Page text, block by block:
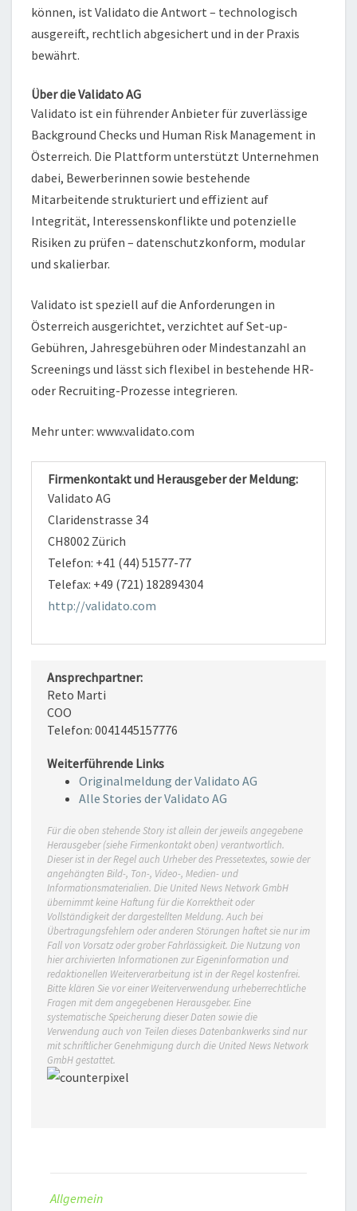
können, ist Validato die Antwort – technologisch
ausgereift, rechtlich abgesichert und in der Praxis
bewährt.
Über die Validato AG
Validato ist ein führender Anbieter für zuverlässige
Background Checks und Human Risk Management in
Österreich. Die Plattform unterstützt Unternehmen
dabei, Bewerberinnen sowie bestehende
Mitarbeitende strukturiert und effizient auf
Integrität, Interessenskonflikte und potenzielle
Risiken zu prüfen – datenschutzkonform, modular
und skalierbar.
Validato ist speziell auf die Anforderungen in
Österreich ausgerichtet, verzichtet auf Set-up-
Gebühren, Jahresgebühren oder Mindestanzahl an
Screenings und lässt sich flexibel in bestehende HR-
oder Recruiting-Prozesse integrieren.
Mehr unter: www.validato.com
Firmenkontakt und Herausgeber der Meldung:
Validato AG
Claridenstrasse 34
CH8002 Zürich
Telefon: +41 (44) 51577-77
Telefax: +49 (721) 182894304
http://validato.com
Ansprechpartner:
Reto Marti
COO
Telefon: 0041445157776
Weiterführende Links
Originalmeldung der Validato AG
Alle Stories der Validato AG
Für die oben stehende Story ist allein der jeweils angegebene
Herausgeber (siehe Firmenkontakt oben) verantwortlich.
Dieser ist in der Regel auch Urheber des Pressetextes, sowie der
angehängten Bild-, Ton-, Video-, Medien- und
Informationsmaterialien. Die United News Network GmbH
übernimmt keine Haftung für die Korrektheit oder
Vollständigkeit der dargestellten Meldung. Auch bei
Übertragungsfehlern oder anderen Störungen haftet sie nur im
Fall von Vorsatz oder grober Fahrlässigkeit. Die Nutzung von
hier archivierten Informationen zur Eigeninformation und
redaktionellen Weiterverarbeitung ist in der Regel kostenfrei.
Bitte klären Sie vor einer Weiterverwendung urheberrechtliche
Fragen mit dem angegebenen Herausgeber. Eine
systematische Speicherung dieser Daten sowie die
Verwendung auch von Teilen dieses Datenbankwerks sind nur
mit schriftlicher Genehmigung durch die United News Network
GmbH gestattet.
Allgemein